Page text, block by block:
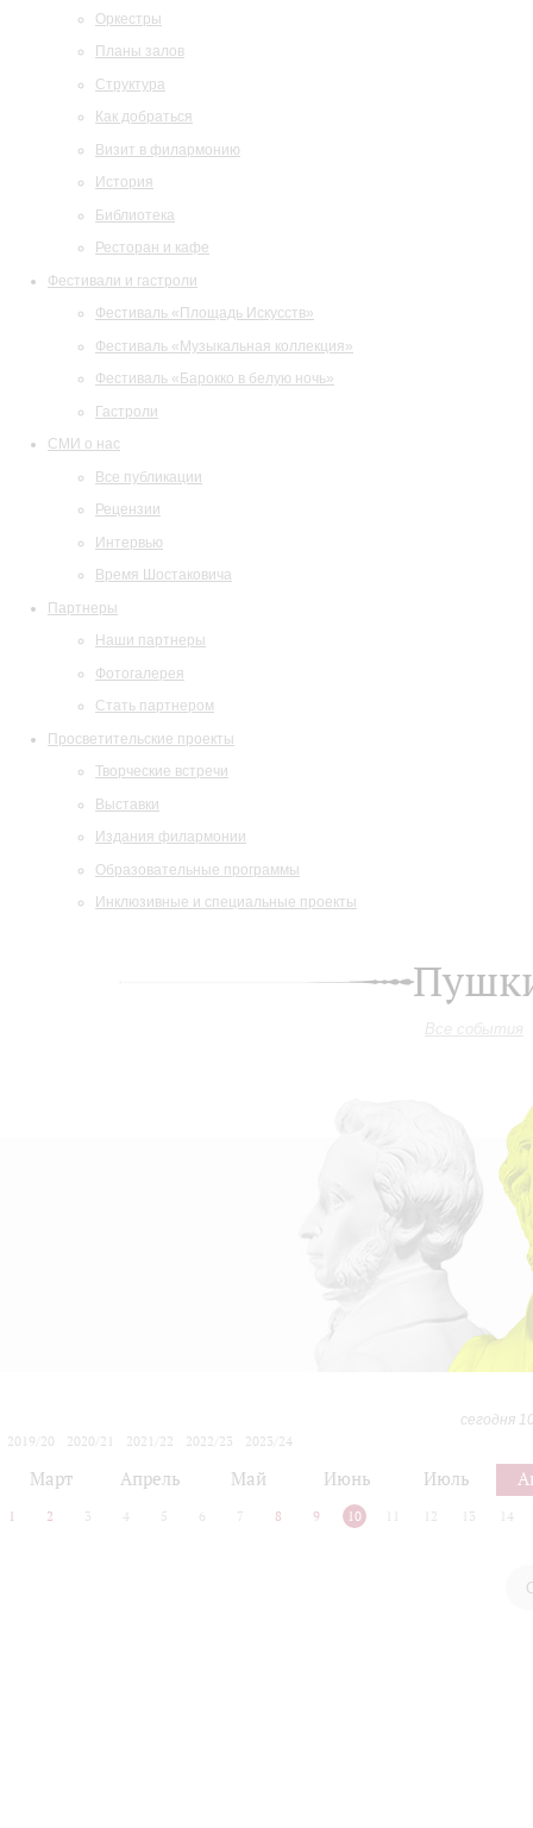
Оркестры
Планы залов
Структура
Как добраться
Визит в филармонию
История
Библиотека
Ресторан и кафе
Фестивали и гастроли
Фестиваль «Площадь Искусств»
Фестиваль «Музыкальная коллекция»
Фестиваль «Барокко в белую ночь»
Гастроли
СМИ о нас
Все публикации
Рецензии
Интервью
Время Шостаковича
Партнеры
Наши партнеры
Фотогалерея
Стать партнером
Просветительские проекты
Творческие встречи
Выставки
Издания филармонии
Образовательные программы
Инклюзивные и специальные проекты
Все события
сегодня
2019/20
2020/21 2021/22 2022/23
2023/24
Март Апрель Май Июнь Июль
1 2 3 4 5 6 7 8 9 10 12 13 14